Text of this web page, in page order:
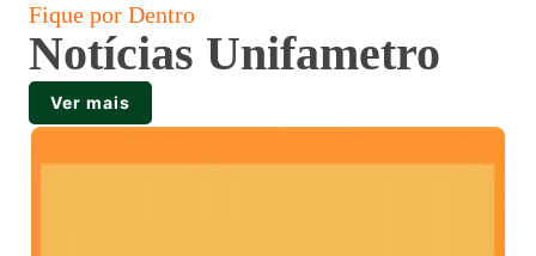
Fique por Dentro
Notícias Unifametro
Ver mais